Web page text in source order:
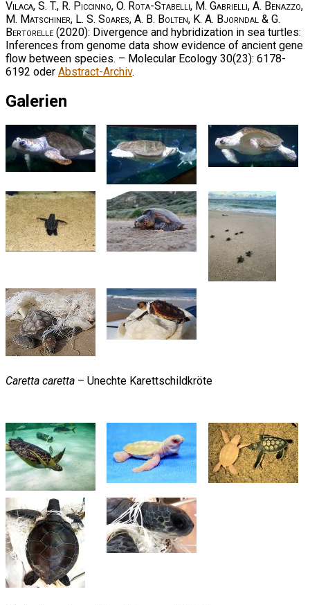
Vilaca, S. T., R. Piccinno, O. Rota-Stabelli, M. Gabrielli, A. Benazzo,
M. Matschiner, L. S. Soares, A. B. Bolten, K. A. Bjorndal & G.
Bertorelle (2020): Divergence and hybridization in sea turtles:
Inferences from genome data show evidence of ancient gene
flow between species. – Molecular Ecology 30(23): 6178-
6192 oder Abstract-Archiv.
Galerien
Caretta caretta – Unechte Karettschildkröte